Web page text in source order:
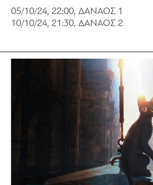
05/10/24, 22:00, ΔΑΝΑΟΣ 1
10/10/24, 21:30, ΔΑΝΑΟΣ 2